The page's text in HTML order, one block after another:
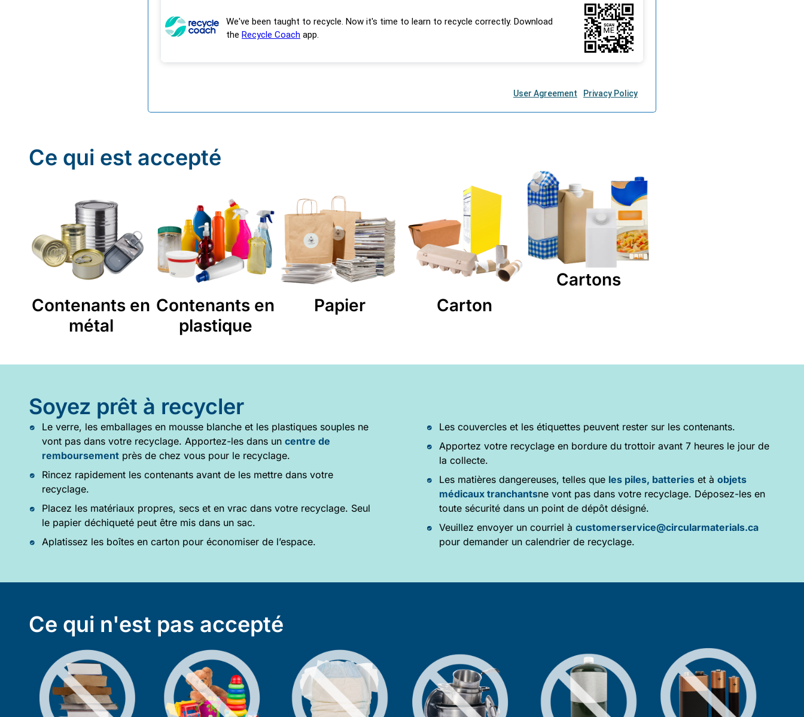
Ce qui est accepté
Contenants en
métal
Contenants en
plastique
Papier Carton
Cartons
Soyez prêt à recycler
Le verre, les emballages en mousse blanche et les plastiques souples ne
vont pas dans votre recyclage. Apportez-les dans un centre de
remboursementprès de chez vous pour le recyclage.
Rincez rapidement les contenants avant de les mettre dans votre
recyclage.
Placez les matériaux propres, secs et en vrac dans votre recyclage. Seul
le papier déchiqueté peut être mis dans un sac.
Aplatissez les boîtes en carton pour économiser de l’espace.
Les couvercles et les étiquettes peuvent rester sur les contenants.
Apportez votre recyclage en bordure du trottoir avant 7 heures le jour de
la collecte.
Les matières dangereuses, telles que les piles, batterieset à objets
médicaux tranchantsne vont pas dans votre recyclage. Déposez-les en
toute sécurité dans un point de dépôt désigné.
Veuillez envoyer un courriel à customerservice@circularmaterials.ca
pour demander un calendrier de recyclage.
Ce qui n'est pas accepté